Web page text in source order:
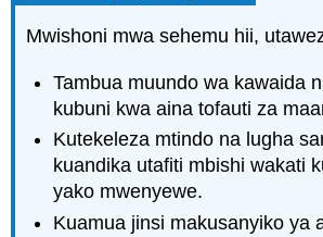
Mwishoni mwa sehemu hii,
Tambua muundo wa kawaida
kubuni kwa aina tofauti za
Kutekeleza mtindo na lugha
kuandika utafiti mbishi wakati
yako mwenyewe.
Kuamua jinsi makusanyiko ya